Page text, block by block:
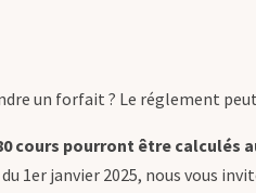
un forfait ? Le réglement
cours pourront être
1er janvier 2025, nous vous